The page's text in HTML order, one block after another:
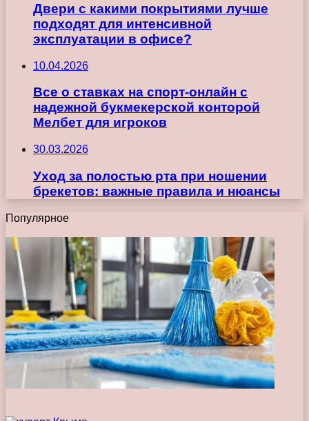
Двери с какими покрытиями лучше
подходят для интенсивной
эксплуатации в офисе?
10.04.2026
Все о ставках на спорт-онлайн с
надежной букмекерской конторой
Мелбет для игроков
30.03.2026
Уход за полостью рта при ношении
брекетов: важные правила и нюансы
Популярное